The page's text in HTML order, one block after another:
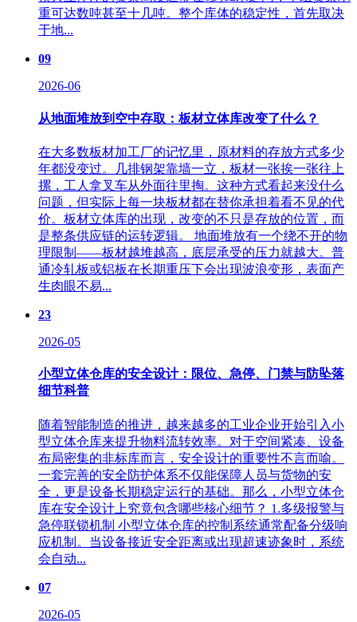
重可达数吨甚至十几吨。整个库体的稳定性，首先取决
于地...
09
2026-06
从地面堆放到空中存取：板材立体库改变了什么？
在大多数板材加工厂的记忆里，原材料的存放方式多少
年都没变过。几排钢架靠墙一立，板材一张挨一张往上
摞，工人拿叉车从外面往里掏。这种方式看起来没什么
问题，但实际上每一块板材都在替你承担着看不见的代
价。板材立体库的出现，改变的不只是存放的位置，而
是整条供应链的运转逻辑。 地面堆放有一个绕不开的物
理限制——板材越堆越高，底层承受的压力就越大。普
通冷轧板或铝板在长期重压下会出现波浪变形，表面产
生肉眼不易...
23
2026-05
小型立体仓库的安全设计：限位、急停、门禁与防坠落
细节科普
随着智能制造的推进，越来越多的工业企业开始引入小
型立体仓库来提升物料流转效率。对于空间紧凑、设备
布局密集的非标库而言，安全设计的重要性不言而喻。
一套完善的安全防护体系不仅能保障人员与货物的安
全，更是设备长期稳定运行的基础。那么，小型立体仓
库在安全设计上究竟包含哪些核心细节？ 1.多级报警与
急停联锁机制 小型立体仓库的控制系统通常配备分级响
应机制。当设备接近安全距离或出现超速迹象时，系统
会自动...
07
2026-05